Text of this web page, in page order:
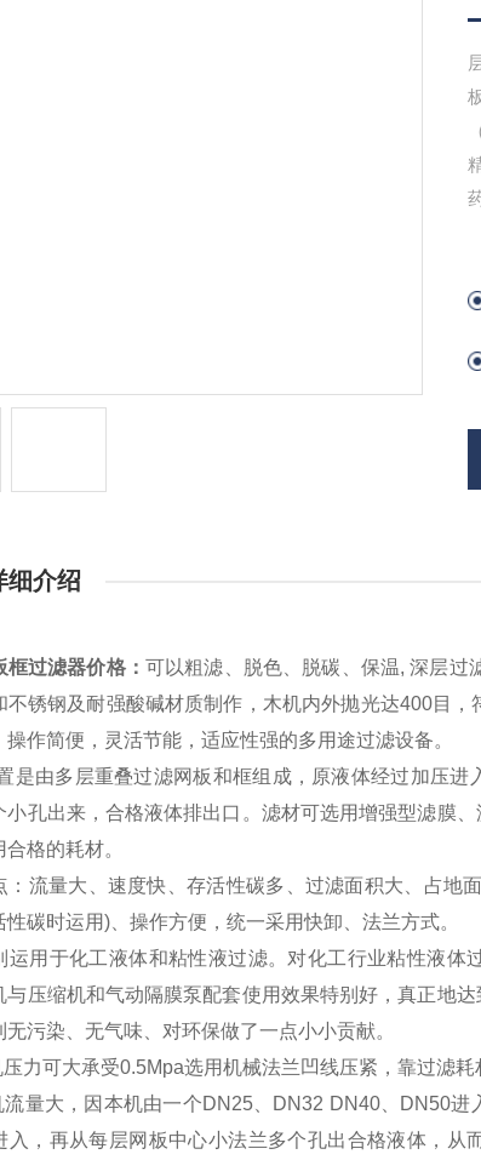
细介绍
框过滤器价格： 可以粗滤、脱色、脱碳、保温, 深层过
不锈钢及耐强酸碱材质制作，木机内外抛光达400目
操作简便，灵活节能，适应性强的多用途过滤设备。
是由多层重叠过滤网板和框组成，原液体经过加压
小孔出来，合格液体排出口。滤材可选用增强型滤膜
格的耗材。
：流量大、速度快、存活性碳多、过滤面积大、占地
性碳时运用)、操作方便，统一采用快卸、法兰方式。
运用于化工液体和粘性液过滤。对化工行业粘性液体
与压缩机和气动隔膜泵配套使用效果特别好，真正地
无污染、无气味、对环保做了一点小小贡献。
力可大承受0.5Mpa选用机械法兰凹线压紧，靠过滤耗
流量大，因本机由一个DN25、DN32 DN40、DN50
入，再从每层网板中心小法兰多个孔出合格液体，